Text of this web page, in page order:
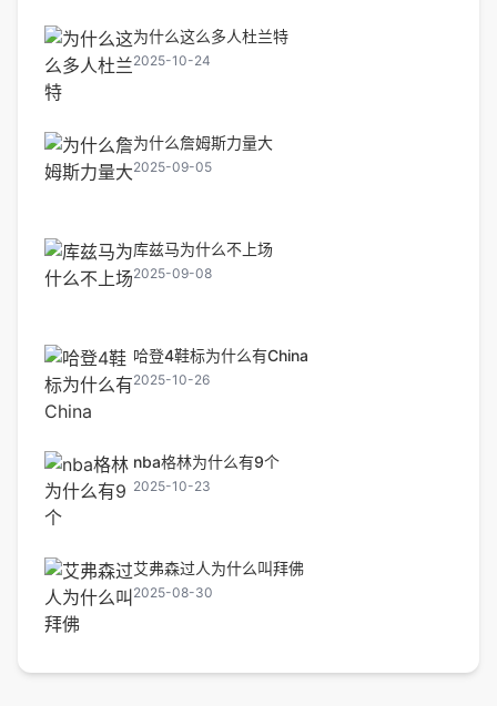
为什么这么多人杜兰特
2025-10-24
为什么詹姆斯力量大
2025-09-05
库兹马为什么不上场
2025-09-08
哈登4鞋标为什么有China
2025-10-26
nba格林为什么有9个
2025-10-23
艾弗森过人为什么叫拜佛
2025-08-30